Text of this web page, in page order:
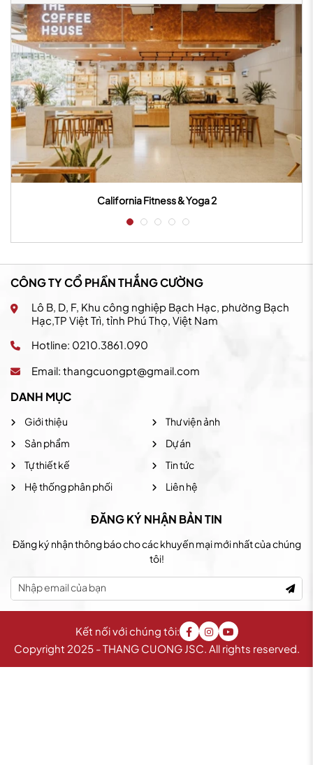
California Fitness & Yoga 2
CÔNG TY CỔ PHẦN THẮNG CƯỜNG
Lô B, D, F, Khu công nghiệp Bạch Hạc, phường Bạch
Hạc,TP Việt Trì, tỉnh Phú Thọ, Việt Nam
Hotline: 0210.3861.090
Email: thangcuongpt@gmail.com
DANH MỤC
Giới thiệu
Sản phẩm
Tự thiết kế
Hệ thống phân phối
Thư viện ảnh
Dự án
Tin tức
Liên hệ
ĐĂNG KÝ NHẬN BẢN TIN
Đăng ký nhận thông báo cho các khuyến mại mới nhất của chúng
tôi!
Copyright 2025 - THANG CUONG JSC. All rights reserved.
Kết nối với chúng tôi: